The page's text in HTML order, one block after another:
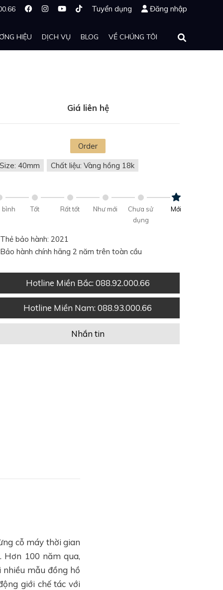
Tuyển dụng Đăng nhập
HIỆU DỊCH VỤ BLOG VỀ CHÚNG TÔI
Giá liên hệ
Order
Size: 40mm Chất liệu: Vàng hồng 18k
bình Tốt Rất tốt Như mới
Chưa sử
dụng
Mới
Thẻ bảo hành: 2021
Bảo hành chính hãng 2 năm trên toàn cầu
Hotline Miền Bắc: 088.92.000.66
Hotline Miền Nam: 088.93.000.66
Nhắn tin
cỗ máy thời gian
Hơn 100 năm qua,
mẫu đồng hồ
giới chế tác với